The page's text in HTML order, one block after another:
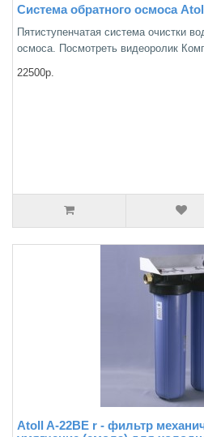
Система обратного осмоса
Пятиступенчатая система очистки
осмоса. Посмотреть видеоролик
22500р.
Atoll A-22BE r - фильтр